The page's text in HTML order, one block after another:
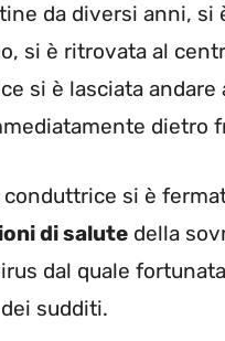
da diversi anni,
si è ritrovata al
si è lasciata
dietro
si è
di salute della
dal quale
sudditi.